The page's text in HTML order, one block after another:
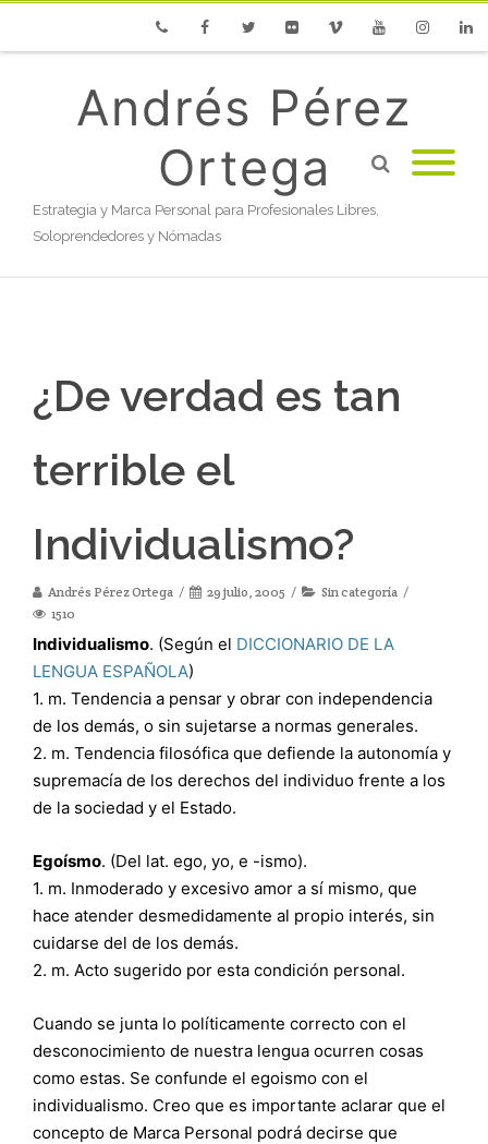
Andrés Pérez
Ortega
Estrategia y Marca Personal para Profesionales Libres,
Soloprendedores y Nómadas
¿De verdad es tan
terrible el
Individualismo?
Andrés Pérez Ortega 29 julio, 2005
Sin categoría
1510
Individualismo. (Según el DICCIONARIO DE LA
LENGUA ESPAÑOLA)
1. m. Tendencia a pensar y obrar con independencia
de los demás, o sin sujetarse a normas generales.
2. m. Tendencia filosófica que defiende la autonomía y
supremacía de los derechos del individuo frente a los
de la sociedad y el Estado.
Egoísmo. (Del lat. ego, yo, e -ismo).
1. m. Inmoderado y excesivo amor a sí mismo, que
hace atender desmedidamente al propio interés, sin
cuidarse del de los demás.
2. m. Acto sugerido por esta condición personal.
Cuando se junta lo políticamente correcto con el
desconocimiento de nuestra lengua ocurren cosas
como estas. Se confunde el egoismo con el
individualismo. Creo que es importante aclarar que el
concepto de Marca Personal podrá decirse que